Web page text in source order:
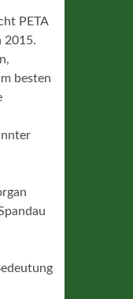
PETA
2015.
besten